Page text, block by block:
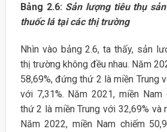
Bảng 2.6: Sản lượng tiêu thụ
thuốc lá tại các thị trường
Nhìn vào bảng 2.6, ta thấy, sản
thị trường không đều nhau. Năm
58,69%, đứng thứ 2 là miền Trung
với 7,31%. Năm 2021, miền Nam
thứ 2 là miền Trung với 32,69% và
Năm 2022, miền Nam chiếm